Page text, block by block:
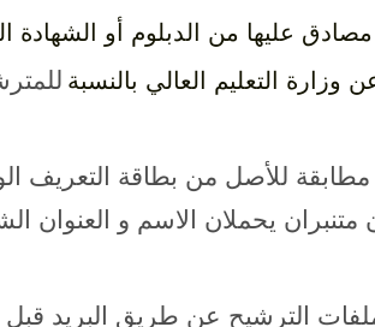
عليها من الدبلوم أو
وزارة التعليم العالي بالنسبة
للأصل من بطاقة التعريف
متنبران يحملان الاسم و العنوان